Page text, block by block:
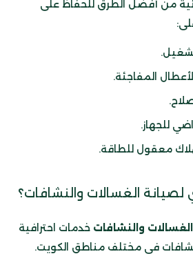
من أفضل الطرق للحفاظ على
المفاجئة.
للجهاز.
معقول للطاقة.
لصيانة الغسالات والنشافات؟
والنشافات خدمات احترافية
في مختلف مناطق الكويت.